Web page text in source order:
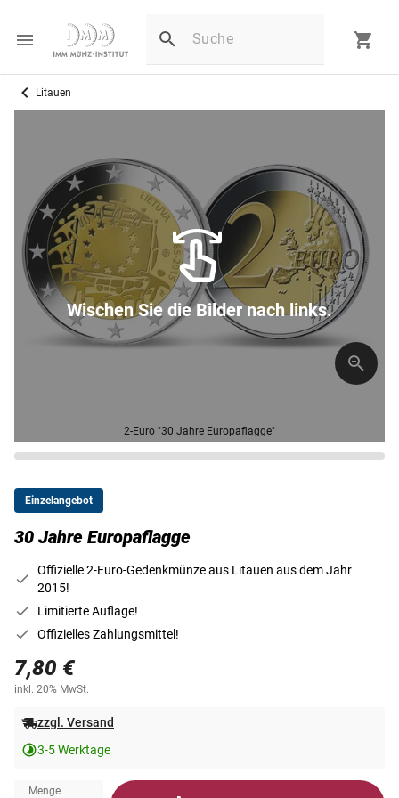
Litauen
2-Euro "30 Jahre Europaflagge"
Wischen Sie die Bilder nach links.
Einzelangebot
30 Jahre Europaflagge
Offizielle 2-Euro-Gedenkmünze aus Litauen aus dem Jahr
2015!
Limitierte Auflage!
Offizielles Zahlungsmittel!
7,80 €
inkl. 20% MwSt.
zzgl. Versand
3-5 Werktage
Menge